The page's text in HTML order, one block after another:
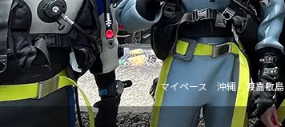
マイペース 沖縄 渡嘉敷島